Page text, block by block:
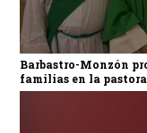
Barbastro-Monzón
familias en la